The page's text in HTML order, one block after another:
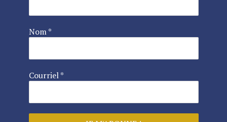
Nom*
Courriel*